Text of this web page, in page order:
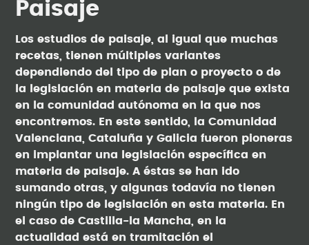
Paisaje
Los estudios de paisaje, al igual que muchas
recetas, tienen múltiples variantes
dependiendo del tipo de plan o proyecto o de
la legislación en materia de paisaje que exista
en la comunidad autónoma en la que nos
encontremos. En este sentido, la Comunidad
Valenciana, Cataluña y Galicia fueron pioneras
en implantar una legislación específica en
materia de paisaje. A éstas se han ido
sumando otras, y algunas todavía no tienen
ningún tipo de legislación en esta materia. En
el caso de Castilla-la Mancha, en la
actualidad está en tramitación el